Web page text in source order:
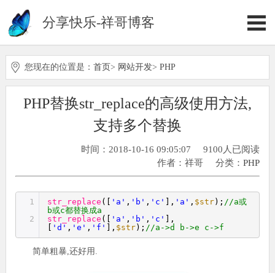
分享快乐-祥哥博客
您现在的位置是： 首页> 网站开发> PHP
PHP替换str_replace的高级使用方法,
支持多个替换
9100人已阅读
时间：2018-10-16 09:05:07
分类：PHP
作者：祥哥
1
2
str_replace ([ 'a' , 'b' , 'c' ], 'a' , $str); //a或
b或c都替换成a
str_replace ([ 'a' , 'b' , 'c'
],
'd' , 'e' , 'f' ], $str); //a->d b->e c->f
简单粗暴,还好用.